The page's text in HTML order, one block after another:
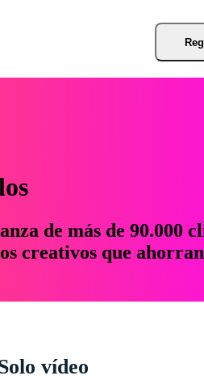
de más de 90.000
creativos que
vídeo